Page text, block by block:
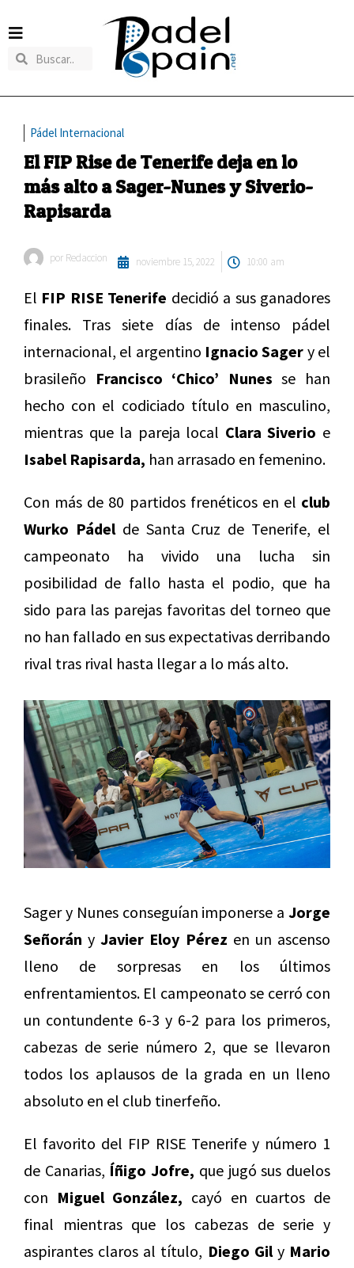
Pádel Internacional
El FIP Rise de Tenerife deja en lo
más alto a Sager-Nunes y Siverio-
Rapisarda
por Redaccion noviembre 15, 2022 10:00 am
El FIP RISE Tenerife decidió a sus ganadores
finales. Tras siete días de intenso pádel
internacional, el argentino Ignacio Sager y el
brasileño Francisco ‘Chico’ Nunes se han
hecho con el codiciado título en masculino,
mientras que la pareja local Clara Siverio e
Isabel Rapisarda, han arrasado en femenino.
Con más de 80 partidos frenéticos en el club
Wurko Pádelde Santa Cruz de Tenerife, el
campeonato ha vivido una lucha sin
posibilidad de fallo hasta el podio, que ha
sido para las parejas favoritas del torneo que
no han fallado en sus expectativas derribando
rival tras rival hasta llegar a lo más alto.
Sager y Nunes conseguían imponerse a Jorge
Señorán yJavier Eloy Pérez en un ascenso
lleno de sorpresas en los últimos
enfrentamientos. El campeonato se cerró con
un contundente 6-3 y 6-2 para los primeros,
cabezas de serie número 2, que se llevaron
todos los aplausos de la grada en un lleno
absoluto en el club tinerfeño.
El favorito del FIP RISE Tenerife y número 1
de Canarias, Íñigo Jofre, que jugó sus duelos
con Miguel González, cayó en cuartos de
final mientras que los cabezas de serie y
aspirantes claros al título, Diego Gily Mario